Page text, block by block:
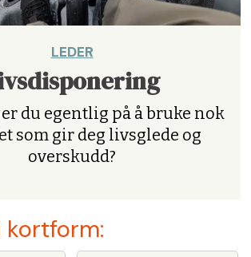
LEDER
du egentlig på å bruke nok
som gir deg livsglede og
overskudd?
kortform: